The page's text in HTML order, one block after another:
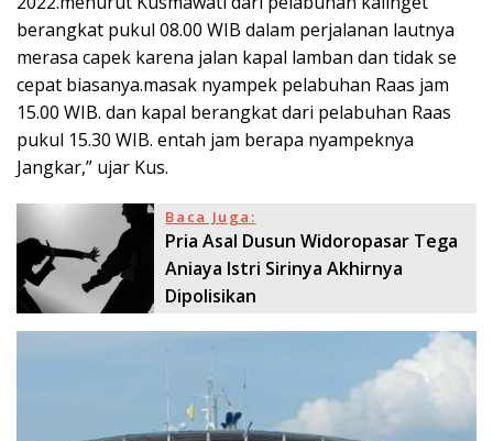
berangkat pukul 08.00 WIB dalam perjalanan lautnya
merasa capek karena jalan kapal lamban dan tidak se
cepat biasanya.masak nyampek pelabuhan Raas jam
15.00 WIB. dan kapal berangkat dari pelabuhan Raas
pukul 15.30 WIB. entah jam berapa nyampeknya
Jangkar,” ujar Kus.
Baca Juga:
Pria Asal Dusun Widoropasar Tega
Aniaya Istri Sirinya Akhirnya
Dipolisikan